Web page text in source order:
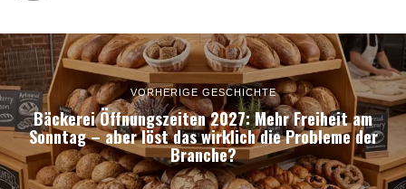
VORHERIGE GESCHICHTE
Bäckerei Öffnungszeiten 2027: Mehr Freiheit am
Sonntag – aber löst das wirklich die Probleme der
Branche?